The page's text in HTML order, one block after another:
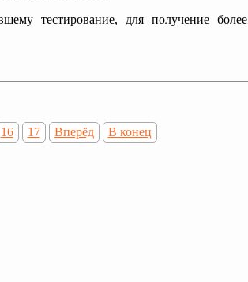
тестирование, для получение более
16 17 Вперёд В конец